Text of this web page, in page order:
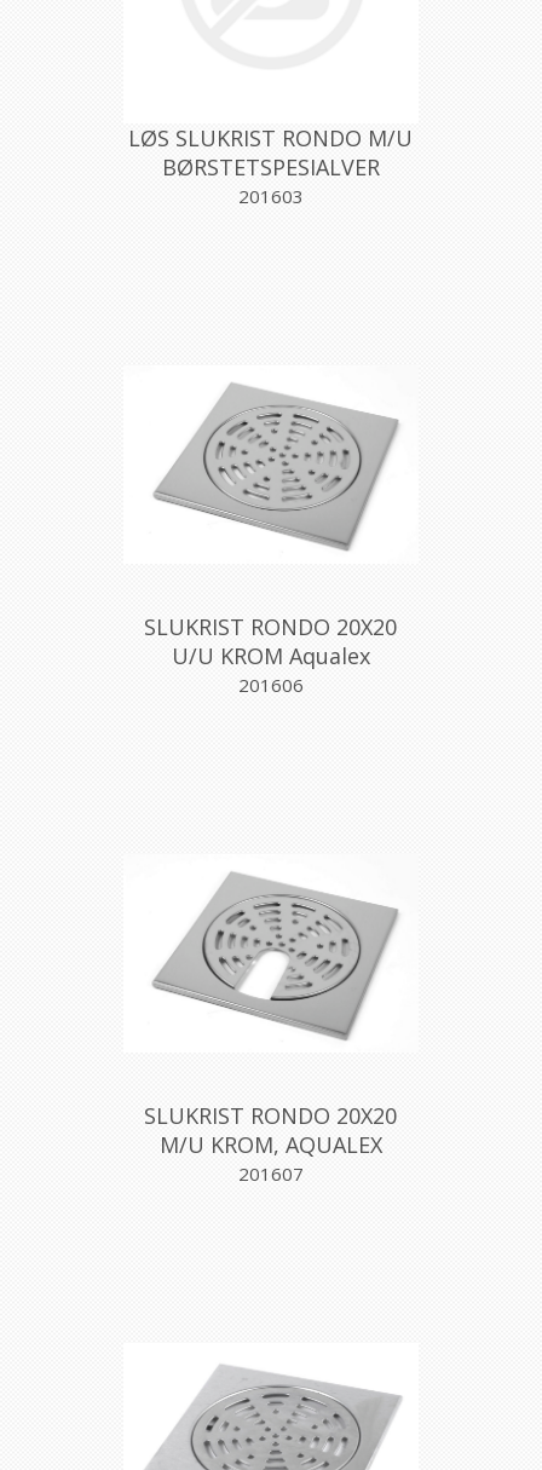
LØS SLUKRIST RONDO M/U
BØRSTETSPESIALVER
201603
SLUKRIST RONDO 20X20
U/U KROM Aqualex
201606
SLUKRIST RONDO 20X20
M/U KROM, AQUALEX
201607